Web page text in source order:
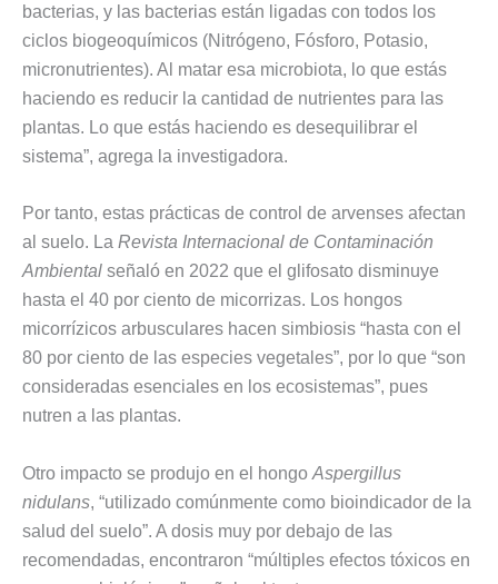
bacterias, y las bacterias están ligadas con todos los
ciclos biogeoquímicos (Nitrógeno, Fósforo, Potasio,
micronutrientes). Al matar esa microbiota, lo que estás
haciendo es reducir la cantidad de nutrientes para las
plantas. Lo que estás haciendo es desequilibrar el
sistema”, agrega la investigadora.
Por tanto, estas prácticas de control de arvenses afectan
al suelo. La Revista Internacional de Contaminación
Ambiental señaló en 2022 que el glifosato disminuye
hasta el 40 por ciento de micorrizas. Los hongos
micorrízicos arbusculares hacen simbiosis “hasta con el
80 por ciento de las especies vegetales”, por lo que “son
consideradas esenciales en los ecosistemas”, pues
nutren a las plantas.
Otro impacto se produjo en el hongo Aspergillus
nidulans, “utilizado comúnmente como bioindicador de la
salud del suelo”. A dosis muy por debajo de las
recomendadas, encontraron “múltiples efectos tóxicos en